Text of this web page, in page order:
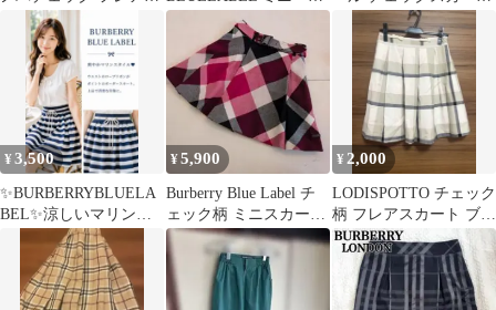
カート 46 大きいサイズ
リーツ巻きスカート
36 ベルト付
¥3,500
✨BURBERRYBLUELA
BEL✨涼しいマリンボ
ーダースカート✨黒×白
¥5,900
Burberry Blue Label チ
ェック柄 ミニスカート
ベルト付き
¥ 2,000
LODISPOTTO チェック
柄 フレアスカート ブロ
ックチェック